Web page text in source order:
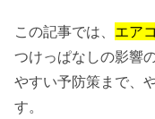
この記事では、 エア
つけっぱなしの影響
やすい予防策まで、
す。